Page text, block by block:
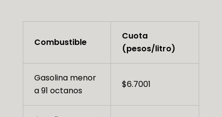
Combustible
Cuota
(pesos/litro)
Gasolina menor
a 91 octanos
$6.7001